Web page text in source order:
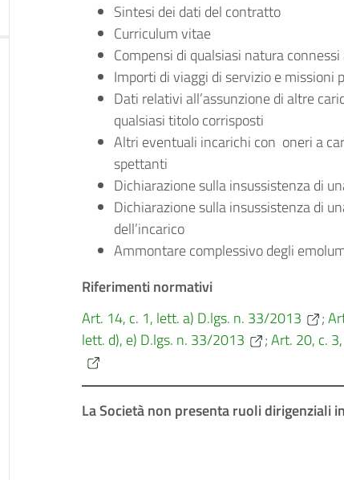
Sintesi dei dati del contratto
Curriculum vitae
Compensi di qualsiasi natura connessi
Importi di viaggi di servizio e missioni
Dati relativi all’assunzione di altre
qualsiasi titolo corrisposti
Altri eventuali incarichi con oneri a
spettanti
Dichiarazione sulla insussistenza di
Dichiarazione sulla insussistenza di
dell’incarico
Ammontare complessivo degli
Riferimenti normativi
Art. 14, c. 1, lett. a) D.lgs. n. 33/2013
;
lett. d), e) D.lgs. n. 33/2013
;Art. 20, c.
La Societànon presenta ruoli dirigenziali